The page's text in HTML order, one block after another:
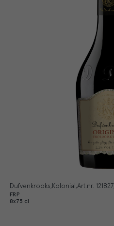
Dufvenkrooks Kolonial Art.nr. 121827
FRP
8x75 cl